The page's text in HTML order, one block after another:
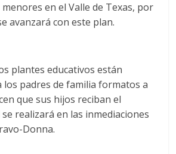
en el Valle de Texas, por
avanzará con este plan.
plantes educativos están
los padres de familia formatos a
que sus hijos reciban el
realizará en las inmediaciones
Donna.